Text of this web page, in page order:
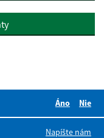
Áno
Nie
Napíšte nám